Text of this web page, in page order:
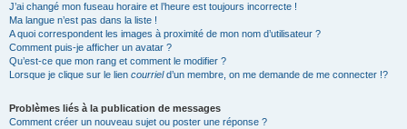
J’ai changé mon fuseau horaire et l’heure est toujours incorrecte !
Ma langue n’est pas dans la liste !
A quoi correspondent les images à proximité de mon nom d’utilisateur ?
Comment puis-je afficher un avatar ?
Qu’est-ce que mon rang et comment le modifier ?
Lorsque je clique sur le lien courrield’un membre, on me demande de me connecter !?
Problèmes liés à la publication de messages
Comment créer un nouveau sujet ou poster une réponse ?